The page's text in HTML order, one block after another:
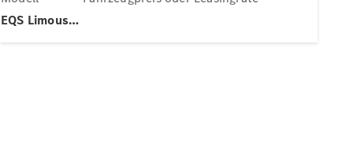
Plug-in-Hybrid Modelle
EQS Limousine